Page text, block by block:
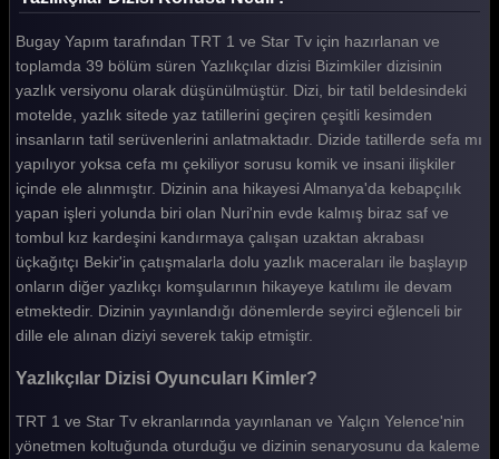
Bugay Yapım tarafından TRT 1 ve Star Tv için hazırlanan ve
toplamda 39 bölüm süren Yazlıkçılar dizisi Bizimkiler dizisinin
yazlık versiyonu olarak düşünülmüştür. Dizi, bir tatil beldesindeki
motelde, yazlık sitede yaz tatillerini geçiren çeşitli kesimden
insanların tatil serüvenlerini anlatmaktadır. Dizide tatillerde sefa mı
yapılıyor yoksa cefa mı çekiliyor sorusu komik ve insani ilişkiler
içinde ele alınmıştır. Dizinin ana hikayesi Almanya'da kebapçılık
yapan işleri yolunda biri olan Nuri'nin evde kalmış biraz saf ve
tombul kız kardeşini kandırmaya çalışan uzaktan akrabası
üçkağıtçı Bekir'in çatışmalarla dolu yazlık maceraları ile başlayıp
onların diğer yazlıkçı komşularının hikayeye katılımı ile devam
etmektedir. Dizinin yayınlandığı dönemlerde seyirci eğlenceli bir
dille ele alınan diziyi severek takip etmiştir.
Yazlıkçılar Dizisi Oyuncuları Kimler?
TRT 1 ve Star Tv ekranlarında yayınlanan ve Yalçın Yelence'nin
yönetmen koltuğunda oturduğu ve dizinin senaryosunu da kaleme